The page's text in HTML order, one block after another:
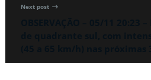
Next post